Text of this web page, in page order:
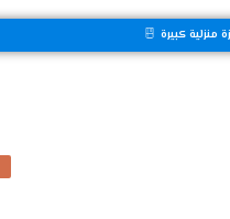
منزلية كبيرة